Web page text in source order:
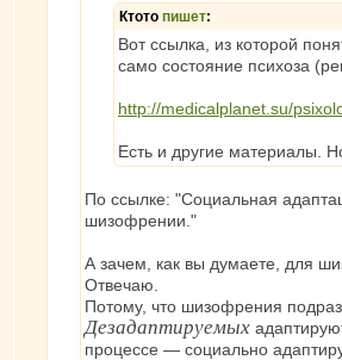
Ктото пишет:
Вот ссылка, из которой
само состояние психоза
http://medicalplanet.su/
Есть и другие материалы.
По ссылке: "Социальная
шизофрении."
А зачем, как вы думаете, для
Отвечаю.
Потому, что шизофрения
Дезадаптируемых
процессе — социально